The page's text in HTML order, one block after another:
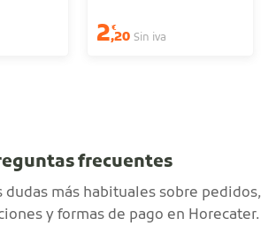
2€
,20 Sin iva
frecuentes
dudas más habituales sobre pedidos,
y formas de pago en Horecater.